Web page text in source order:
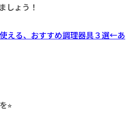
しょう！
える、おすすめ調理器具３選←あ
⭐︎